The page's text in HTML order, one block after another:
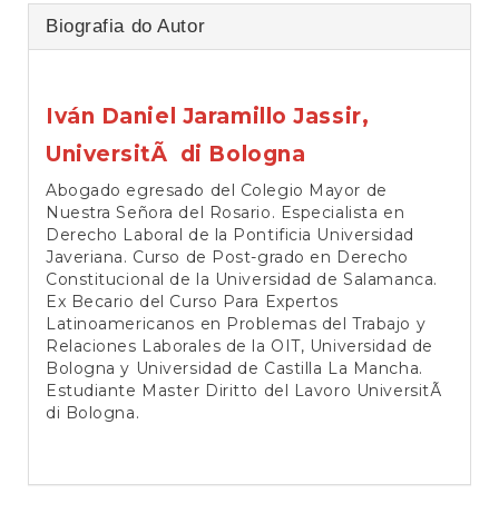
Biografia do Autor
Iván Daniel Jaramillo Jassir,
UniversitÃ di Bologna
Abogado egresado del Colegio Mayor de
Nuestra Señora del Rosario. Especialista en
Derecho Laboral de la Pontificia Universidad
Javeriana. Curso de Post-grado en Derecho
Constitucional de la Universidad de Salamanca.
Ex Becario del Curso Para Expertos
Latinoamericanos en Problemas del Trabajo y
Relaciones Laborales de la OIT, Universidad de
Bologna y Universidad de Castilla La Mancha.
Estudiante Master Diritto del Lavoro UniversitÃ
di Bologna.